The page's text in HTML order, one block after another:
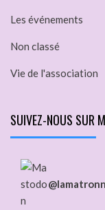
Les événements
Non classé
Vie de l'association
SUIVEZ-NOUS SUR